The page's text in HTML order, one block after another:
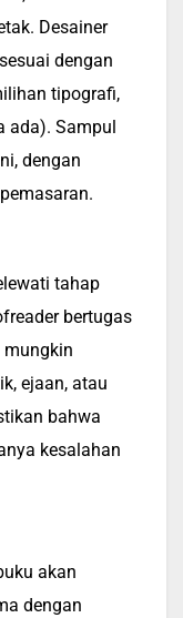
Desainer
dengan
tipografi,
ada). Sampul
dengan
tahap
bertugas
mungkin
ejaan, atau
bahwa
kesalahan
akan
dengan